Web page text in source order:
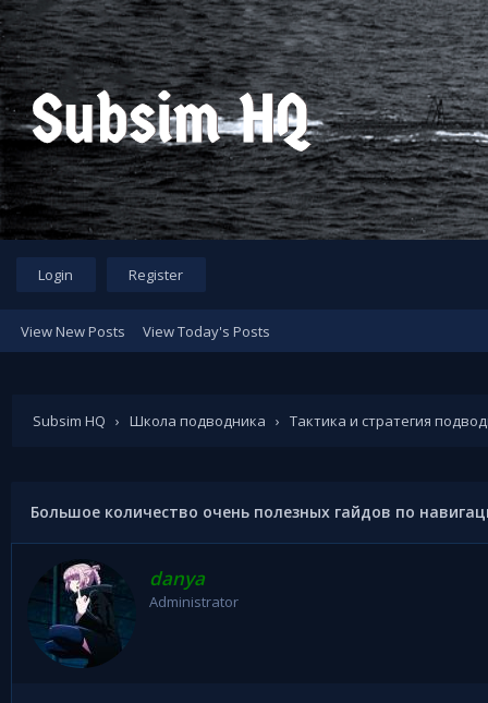
Login Register
View New Posts View Today's Posts
Subsim HQ › Школа подводника › Тактика и стратегия
Большое количество очень полезных гайдов по
danya
Administrator